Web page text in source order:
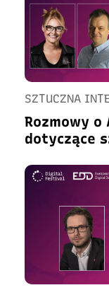
SZTUCZNA
Rozmowy o
dotyczące